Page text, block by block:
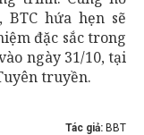
hứa hẹn sẽ
đặc sắc trong
ngày 31/10, tại
truyền.
Tác giả: BBT